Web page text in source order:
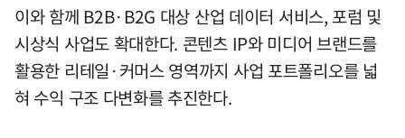
이와 함께 B2B·B2G 대상 산업 데이터 서비스, 포럼 및
시상식 사업도 확대한다. 콘텐츠 IP와 미디어 브랜드를
활용한 리테일·커머스 영역까지 사업 포트폴리오를 넓
혀 수익 구조 다변화를 추진한다.